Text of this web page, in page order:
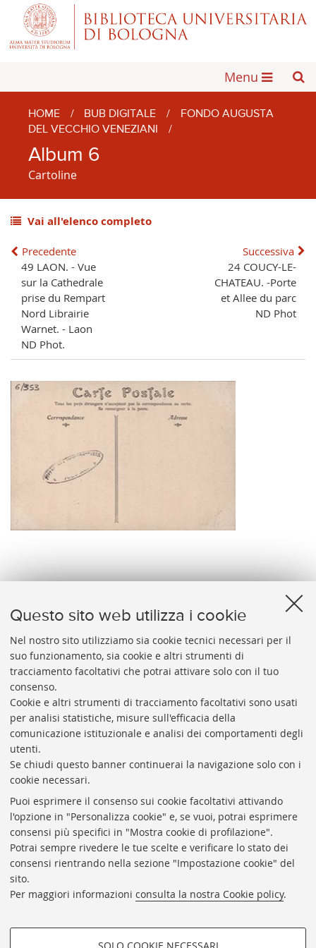
Questo sito web utilizza i cookie
Nel nostro sito utilizziamo sia cookie tecnici necessari per il
suo funzionamento, sia cookie e altri strumenti di
tracciamento facoltativi che potrai attivare solo con il tuo
consenso.
Cookie e altri strumenti di tracciamento facoltativi sono usati
per analisi statistiche, misure sull'efficacia della
comunicazione istituzionale e analisi dei comportamenti degli
utenti.
Se chiudi questo banner continuerai la navigazione solo con i
cookie necessari.
Puoi esprimere il consenso sui cookie facoltativi attivando
l'opzione in "Personalizza cookie" e, se vuoi, potrai esprimere
consensi più specifici in "Mostra cookie di profilazione".
Potrai sempre rivedere le tue scelte e verificare lo stato dei
consensi rientrando nella sezione "Impostazione cookie" del
sito.
Per maggiori informazioni consulta la nostra Cookie policy.
Menu
HOME / BUB DIGITALE /
FONDO AUGUSTA
DEL VECCHIO VENEZIANI
/
Album 6
Cartoline
Vai all'elenco completo
Precedente
49 LAON. - Vue
sur la Cathedrale
prise du Rempart
Nord Librairie
Warnet. - Laon
ND Phot.
Successiva
24 COUCY-LE-
CHATEAU. -Porte
et Allee du parc
ND Phot
UNIVERSITARIA
Presidente: prof. Francesco Citti
Coordinatrice gestionale: Maria Pia Torricelli
Responsabile Amministrativo: Luigia Di Pumpo
Via Zamboni, 33/35 - 40126 Bologna (BO)
Tel. +39 051 2088306 - Fax +39 051 2088385
bub.info@unibo.it
bub.biblioteca@pec.unibo.it
Dove siamo
Orario dei servizi
Helpdesk
Rubrica di Ateneo